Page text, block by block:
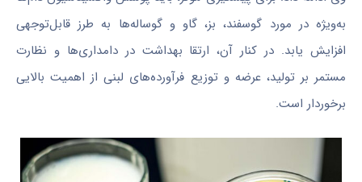
به‌ویژه در مورد گوسفند، بز، گاو و گوساله‌ها به طرز قابل‌توجهی
افزایش یابد. در کنار آن، ارتقا بهداشت در دامداری‌ها و نظارت
مستمر بر تولید، عرضه و توزیع فرآورده‌های لبنی از اهمیت بالایی
برخوردار است.